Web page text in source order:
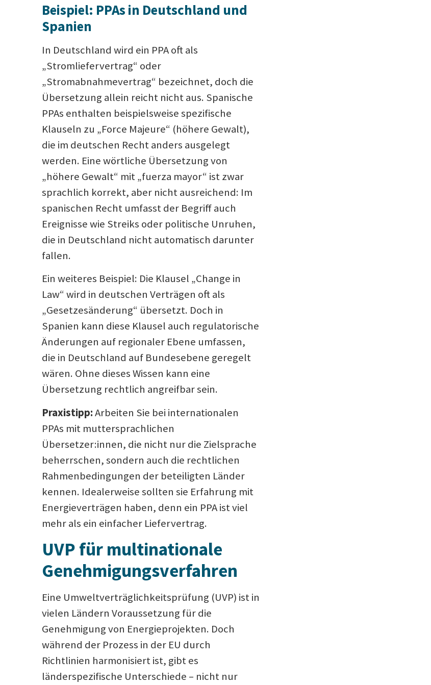
Beispiel: PPAs in Deutschland und
Spanien
In Deutschland wird ein PPA oft als
„Stromliefervertrag“ oder
„Stromabnahmevertrag“ bezeichnet, doch die
Übersetzung allein reicht nicht aus. Spanische
PPAs enthalten beispielsweise spezifische
Klauseln zu „Force Majeure“ (höhere Gewalt),
die im deutschen Recht anders ausgelegt
werden. Eine wörtliche Übersetzung von
„höhere Gewalt“ mit „fuerza mayor“ ist zwar
sprachlich korrekt, aber nicht ausreichend: Im
spanischen Recht umfasst der Begriff auch
Ereignisse wie Streiks oder politische Unruhen,
die in Deutschland nicht automatisch darunter
fallen.
Ein weiteres Beispiel: Die Klausel „Change in
Law“ wird in deutschen Verträgen oft als
„Gesetzesänderung“ übersetzt. Doch in
Spanien kann diese Klausel auch regulatorische
Änderungen auf regionaler Ebene umfassen,
die in Deutschland auf Bundesebene geregelt
wären. Ohne dieses Wissen kann eine
Übersetzung rechtlich angreifbar sein.
Praxistipp:Arbeiten Sie bei internationalen
PPAs mit muttersprachlichen
Übersetzer:innen, die nicht nur die Zielsprache
beherrschen, sondern auch die rechtlichen
Rahmenbedingungen der beteiligten Länder
kennen. Idealerweise sollten sie Erfahrung mit
Energieverträgen haben, denn ein PPA ist viel
mehr als ein einfacher Liefervertrag.
UVP für multinationale
Genehmigungsverfahren
Eine Umweltverträglichkeitsprüfung (UVP) ist in
vielen Ländern Voraussetzung für die
Genehmigung von Energieprojekten. Doch
während der Prozess in der EU durch
Richtlinien harmonisiert ist, gibt es
länderspezifische Unterschiede – nicht nur